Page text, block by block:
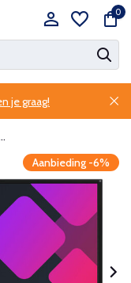
0
je graag!
Aanbieding -6%